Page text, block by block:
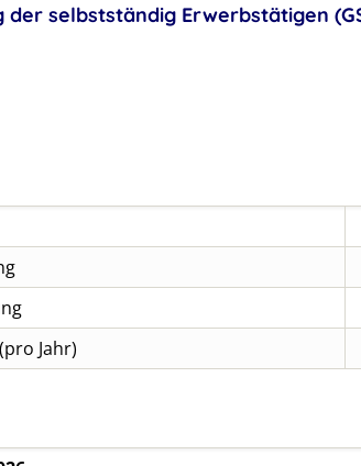
der selbstständig Erwerbstätigen
Jahr)